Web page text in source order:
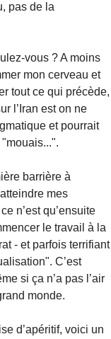
pas de la
vous ? A moins
mon cerveau et
tout ce qui précède,
l’Iran est on ne
et pourrait
barrière à
mes
n’est qu’ensuite
le travail à la
- et parfois terrifiant
C’est
si ça n’a pas l’air
monde.
d’apéritif, voici un